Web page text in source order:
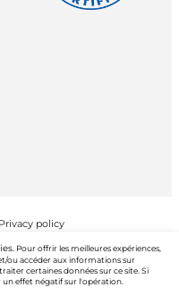
Privacy policy
réservés
Pour offrir les meilleures expériences,
ou accéder aux informations sur
certaines données sur ce site. Si
un effet négatif sur l'opération.